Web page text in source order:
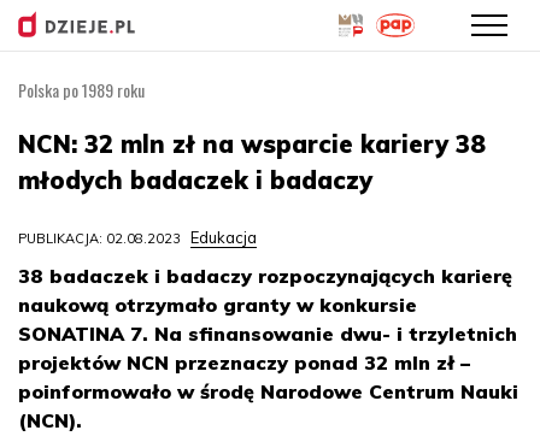
treści
Polska po 1989 roku
NCN: 32 mln zł na wsparcie kariery 38
młodych badaczek i badaczy
PUBLIKACJA: 02.08.2023 Edukacja
38 badaczek i badaczy rozpoczynających karierę
naukową otrzymało granty w konkursie
SONATINA 7. Na sfinansowanie dwu- i trzyletnich
projektów NCN przeznaczy ponad 32 mln zł –
poinformowało w środę Narodowe Centrum Nauki
(NCN).